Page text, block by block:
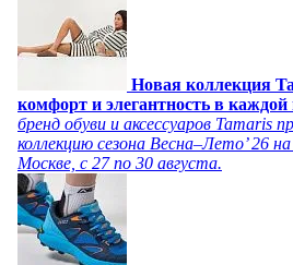
Новая коллекция
комфорт и элегантность в каждой
бренд обуви и аксессуаров Tamaris
коллекцию сезона Весна–Лето’ 26
Москве, с 27 по 30 августа.